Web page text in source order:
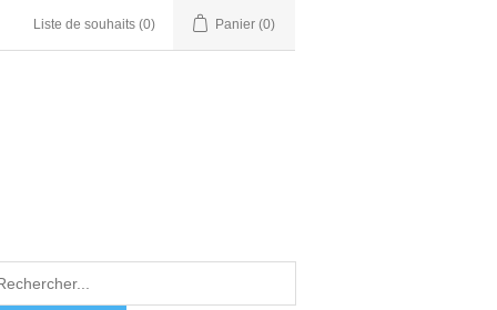
Liste de souhaits (0) Panier (0)